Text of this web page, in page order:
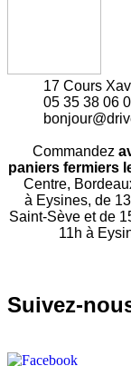
17 Cours
05 35 38 06
Commandez
paniers fermiers
Centre,
à Eysines, de
Saint-Sève et de
11h à
Suivez-